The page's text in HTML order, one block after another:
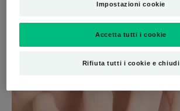
Impostazioni cookie
Rifiuta tutti i cookie e chiudi
Accetta tutti i cookie